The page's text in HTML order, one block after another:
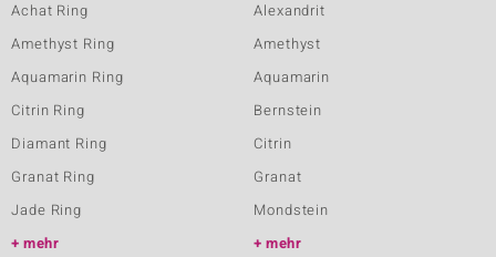
Achat Ring
Amethyst Ring
Aquamarin Ring
Citrin Ring
Diamant Ring
Granat Ring
Jade Ring
mehr
Alexandrit
Amethyst
Aquamarin
Bernstein
Citrin
Granat
Mondstein
mehr